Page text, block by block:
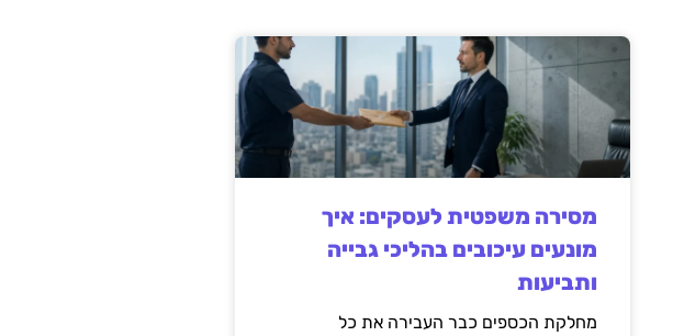
מסירה משפטית לעסקים: איך
מונעים עיכובים בהליכי גבייה
ותביעות
מחלקת הכספים כבר העבירה את כל